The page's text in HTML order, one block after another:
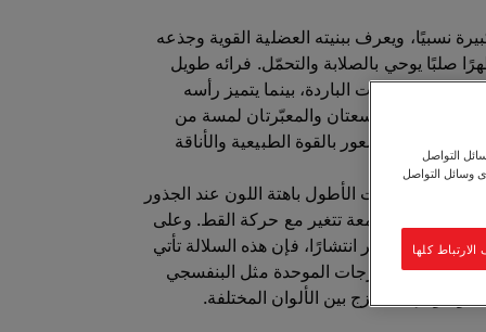
نسبيًا، ويعرف ببنيته العضلية القوية وجذعه
صلبًا يوحي بالصلابة والتحمّل. فرائه طويل
في البيئات الباردة، بينما يتميز رأسه
عيناه الواسعتان والمعبّرتان لمسة من
مظهره العام شعور بالقوة الطبيعية والأناقة
الشعيرات الأطول باهتة اللون عند الجذور
ما يمنح الفرو لمعة تتغير مع حركة القط. وعلى
هو الأكثر انتشارًا، فإن هذه السلالة تأتي
بدءًا من الدرجات الموحدة مثل البنفسجي
وصولاً إلى المزج بين الألوان المختلفة.
التواصل
وسائل التواصل
كلها